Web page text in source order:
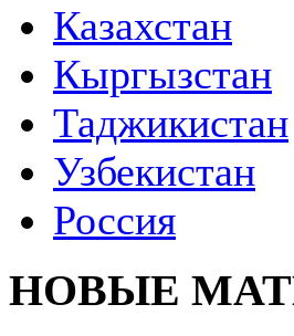
Казахстан
Кыргызстан
Таджикистан
Узбекистан
Россия
НОВЫЕ